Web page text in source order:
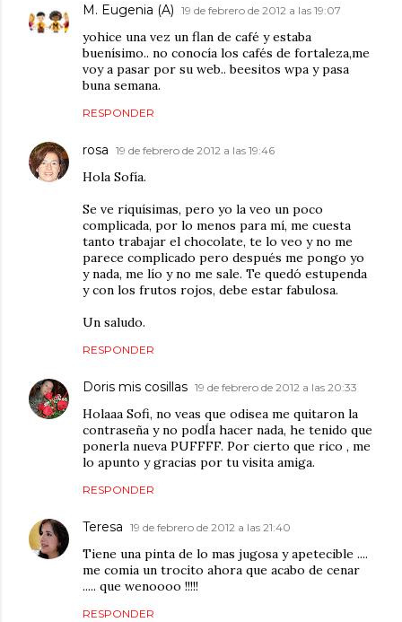
M. Eugenia (A) 19 de febrero de 2012 a las 19:07
yohice una vez un flan de café y estaba
buenísimo.. no conocía los cafés de fortaleza,me
voy a pasar por su web.. beesitos wpa y pasa
buna semana.
RESPONDER
rosa 19 de febrero de 2012 a las 19:46
Hola Sofía.
Se ve riquísimas, pero yo la veo un poco
complicada, por lo menos para mí, me cuesta
tanto trabajar el chocolate, te lo veo y no me
parece complicado pero después me pongo yo
y nada, me lío y no me sale. Te quedó estupenda
y con los frutos rojos, debe estar fabulosa.
Un saludo.
RESPONDER
Doris mis cosillas 19 de febrero de 2012 a las 20:33
Holaaa Sofi, no veas que odisea me quitaron la
contraseña y no podÍa hacer nada, he tenido que
ponerla nueva PUFFFF. Por cierto que rico , me
lo apunto y gracias por tu visita amiga.
RESPONDER
Teresa 19 de febrero de 2012 a las 21:40
Tiene una pinta de lo mas jugosa y apetecible ....
me comia un trocito ahora que acabo de cenar
..... que wenoooo !!!!!
RESPONDER